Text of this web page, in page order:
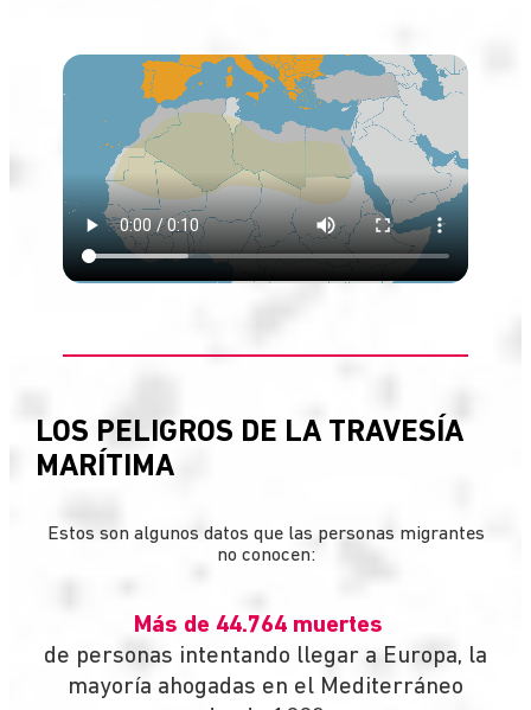
LOS PELIGROS DE LA TRAVESÍA
MARÍTIMA
Estos son algunos datos que las personas migrantes
no conocen:
Más de 44.764 muertes
de personas intentando llegar a Europa, la
mayoría ahogadas en el Mediterráneo